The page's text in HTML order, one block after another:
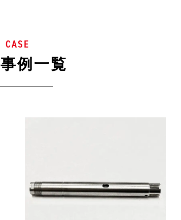
CASE
例一覧